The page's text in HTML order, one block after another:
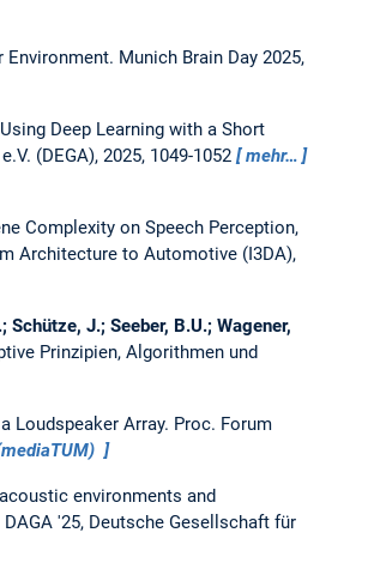
Environment. Munich Brain Day 2025,
Deep Learning with a Short
(DEGA), 2025, 1049-1052
mehr…
Complexity on Speech Perception,
Architecture to Automotive (I3DA),
Schütze, J.; Seeber, B.U.; Wagener,
Prinzipien, Algorithmen und
Loudspeaker Array. Proc. Forum
environments and
DAGA '25, Deutsche Gesellschaft für